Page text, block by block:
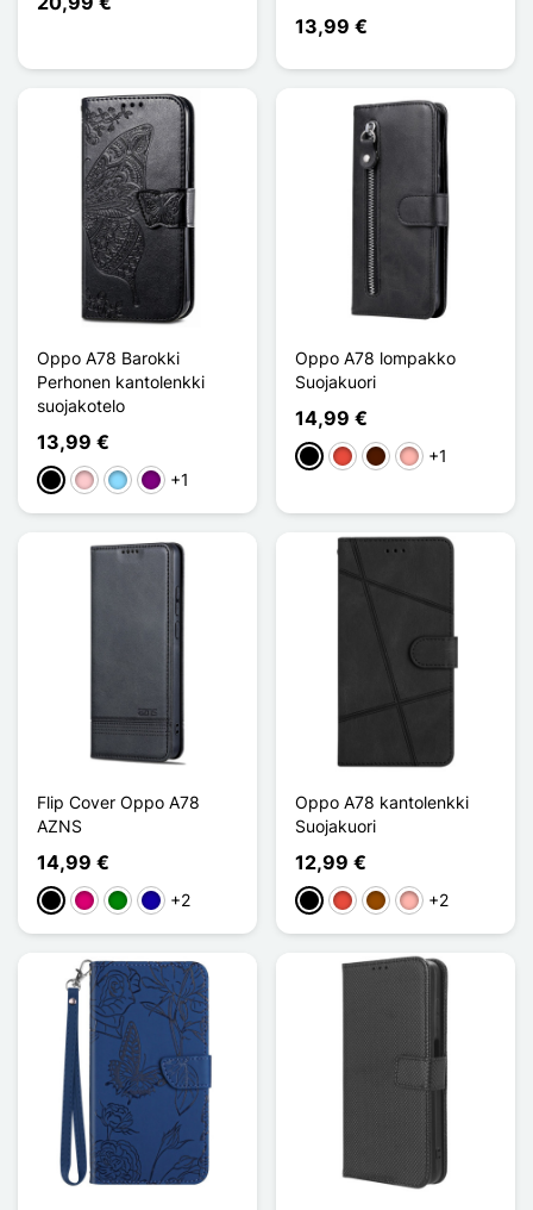
13,99 €
Oppo A78 Barokki
Perhonen kantolenkki
suojakotelo
13,99 €
MustaPinkkiBleu Clair
Violet
+1
Oppo A78 lompakko
Suojakuori
14,99 €
MustaPunainenMarron Foncé
Or Rose
+1
Flip Cover Oppo A78
AZNS
14,99 €
MustaMagenta
VihreäBleu Foncé
+2
Oppo A78 kantolenkki
Suojakuori
12,99 €
MustaPunainen
RuskeaOr Rose
+2